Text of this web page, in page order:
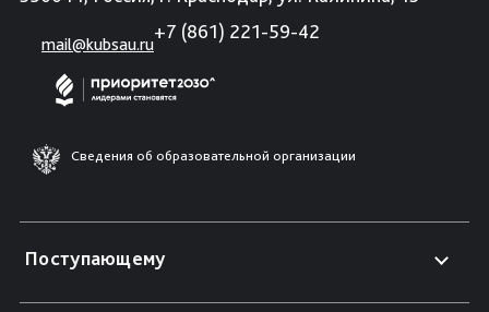
mail@kubsau.ru
+7 (861) 221-59-42
Сведения об образовательной организации
Поступающему